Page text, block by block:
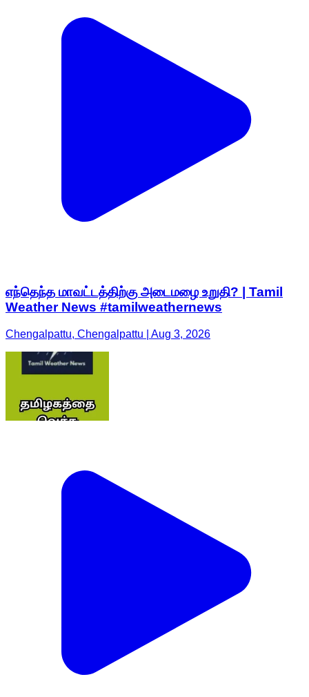
எந்தெந்த மாவட்டத்திற்கு அடைமழை உறுதி? | Tamil
Weather News #tamilweathernews
Chengalpattu, Chengalpattu | Aug 3, 2026